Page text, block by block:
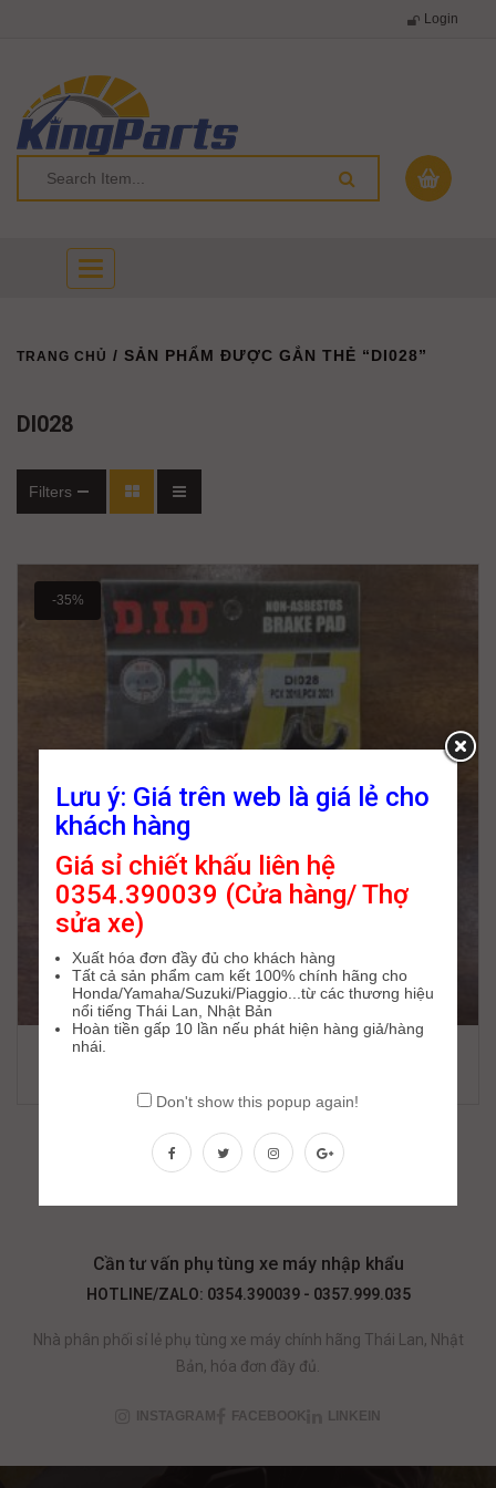
Login
Toggle
navigation
TRANG CHỦ / SẢN PHẨM ĐƯỢC GẮN THẺ “DI028”
DI028
Filters
-35%
Bố Đĩa DID PCX/ SH Mode 2018-DI028 (Trước)
Cần tư vấn phụ tùng xe máy nhập khẩu
HOTLINE/ZALO: 0354.390039 - 0357.999.035
Nhà phân phối sỉ lẻ phụ tùng xe máy chính hãng Thái Lan, Nhật
Bản, hóa đơn đầy đủ.
INSTAGRAM FACEBOOK LINKEIN
Lưu ý: Giá trên web là giá lẻ cho
khách hàng
Giá sỉ chiết khấu liên hệ
0354.390039 (Cửa hàng/ Thợ
sửa xe)
Xuất hóa đơn đầy đủ cho khách hàng
Tất cả sản phẩm cam kết 100% chính hãng cho
Honda/Yamaha/Suzuki/Piaggio...từ các thương hiệu
nổi tiếng Thái Lan, Nhật Bản
Hoàn tiền gấp 10 lần nếu phát hiện hàng giả/hàng
nhái.
Don't show this popup again!